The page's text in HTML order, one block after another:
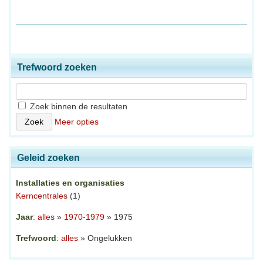
Trefwoord zoeken
Zoek binnen de resultaten
Meer opties
Geleid zoeken
Installaties en organisaties
Kerncentrales (1)
Jaar: alles » 1970-1979 » 1975
Trefwoord: alles » Ongelukken